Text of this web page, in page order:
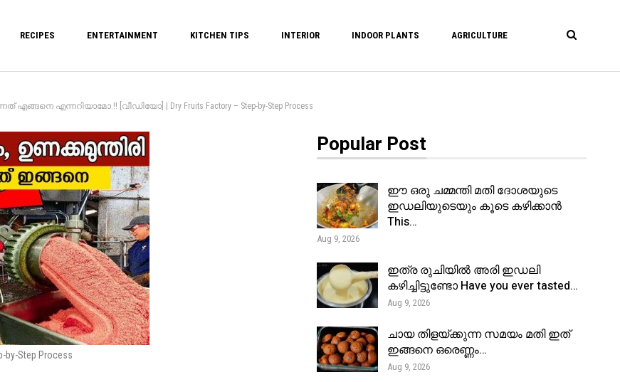
RECIPES ENTERTAINMENT KITCHEN TIPS INTERIOR INDOOR PLANTS AGRICULTURE
എന്നറിയാമോ.!! [വീഡിയോ] | Dry Fruits Factory – Step-by-Step Process
by-Step Process
Popular Post
ഈ ഒരു ചമ്മന്തി മതി ദോശയുടെ
ഇഡലിയുടെയും കൂടെ കഴിക്കാൻ
This…
Aug 9, 2026
ഇത്ര രുചിയിൽ അരി ഇഡലി
കഴിച്ചിട്ടുണ്ടോ Have you ever tasted…
Aug 9, 2026
ചായ തിളയ്ക്കുന്ന സമയം മതി ഇത്
ഇങ്ങനെ ഒരെണ്ണം…
Aug 9, 2026